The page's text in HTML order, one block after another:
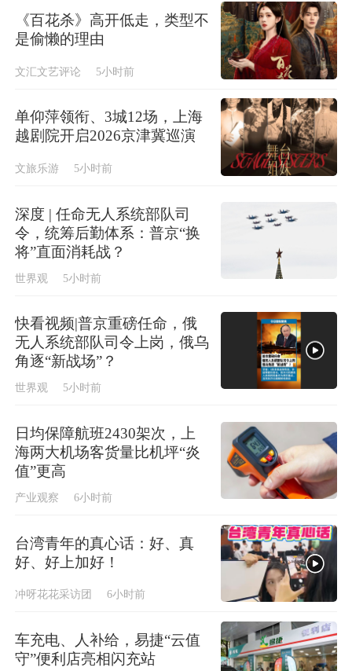
《百花杀》高开低走，类型不
是偷懒的理由
文汇文艺评论 5小时前
单仰萍领衔、3城12场，上海
越剧院开启2026京津冀巡演
文旅乐游 5小时前
深度 | 任命无人系统部队司
令，统筹后勤体系：普京“换
将”直面消耗战？
世界观 5小时前
快看视频|普京重磅任命，俄
无人系统部队司令上岗，俄乌
角逐“新战场”？
世界观 5小时前
日均保障航班2430架次，上
海两大机场客货量比机坪“炎
值”更高
产业观察 6小时前
台湾青年的真心话：好、真
好、好上加好！
冲呀花花采访团 6小时前
车充电、人补给，易捷“云值
守”便利店亮相闪充站